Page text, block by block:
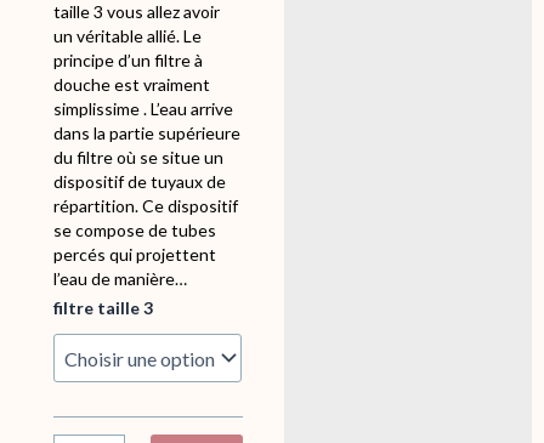
taille 3 vous allez avoir
un véritable allié. Le
principe d’un filtre à
douche est vraiment
simplissime . L’eau arrive
dans la partie supérieure
du filtre où se situe un
dispositif de tuyaux de
répartition. Ce dispositif
se compose de tubes
percés qui projettent
l’eau de manière…
filtre taille 3
q
n
i